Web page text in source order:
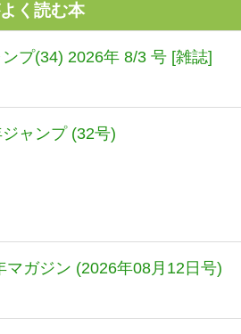
く読む本
プ(34) 2026年 8/3 号 [雑誌]
ャンプ (32号)
マガジン (2026年08月12日号)